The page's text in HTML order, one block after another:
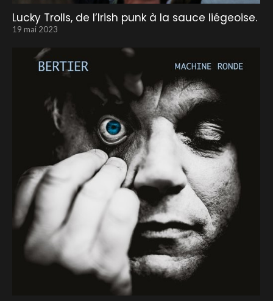
Lucky Trolls, de l’Irish punk à la sauce liégeoise.
19 mai 2023